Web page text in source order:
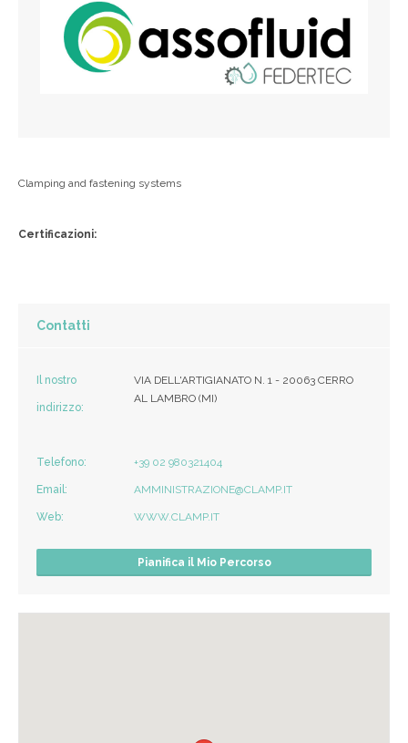
Clamping and fastening systems
Certificazioni:
Contatti
Il nostro
indirizzo:
VIA DELL'ARTIGIANATO N. 1 - 20063 CERRO
AL LAMBRO (MI)
Telefono: +39 02 980321404
Email: AMMINISTRAZIONE@CLAMP.IT
Web: WWW.CLAMP.IT
Pianifica il Mio Percorso